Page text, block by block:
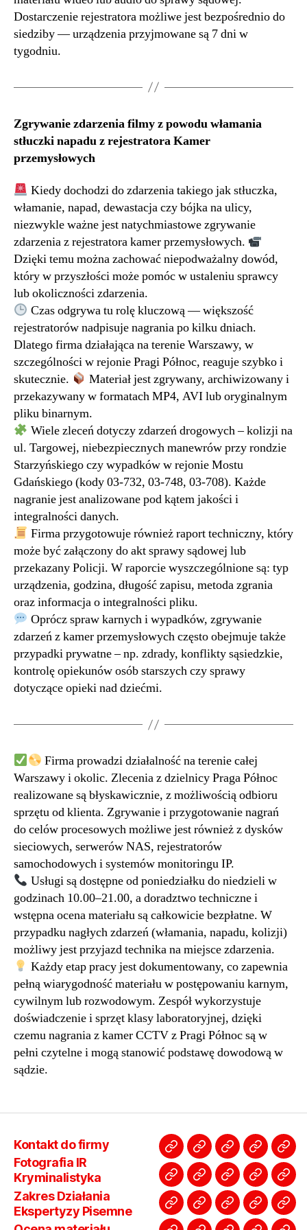
Dostarczenie rejestratora możliwe jest bezpośrednio do
siedziby — urządzenia przyjmowane są 7 dni w
tygodniu.
Zgrywanie zdarzenia filmy z powodu włamania
stłuczki napadu z rejestratora Kamer
przemysłowych
Kiedy dochodzi do zdarzenia takiego jak stłuczka,
włamanie, napad, dewastacja czy bójka na ulicy,
niezwykle ważne jest natychmiastowe zgrywanie
zdarzenia z rejestratora kamer przemysłowych.
Dzięki temu można zachować niepodważalny dowód,
który w przyszłości może pomóc w ustaleniu sprawcy
lub okoliczności zdarzenia.
Czas odgrywa tu rolę kluczową — większość
rejestratorów nadpisuje nagrania po kilku dniach.
Dlatego firma działająca na terenie Warszawy, w
szczególności w rejonie Pragi Północ, reaguje szybko i
skutecznie.
Materiał jest zgrywany, archiwizowany i
przekazywany w formatach MP4, AVI lub oryginalnym
pliku binarnym.
Wiele zleceń dotyczy zdarzeń drogowych – kolizji na
ul. Targowej, niebezpiecznych manewrów przy rondzie
Starzyńskiego czy wypadków w rejonie Mostu
Gdańskiego (kody 03-732, 03-748, 03-708). Każde
nagranie jest analizowane pod kątem jakości i
integralności danych.
Firma przygotowuje również raport techniczny, który
może być załączony do akt sprawy sądowej lub
przekazany Policji. W raporcie wyszczególnione są: typ
urządzenia, godzina, długość zapisu, metoda zgrania
oraz informacja o integralności pliku.
Oprócz spraw karnych i wypadków, zgrywanie
zdarzeń z kamer przemysłowych często obejmuje także
przypadki prywatne – np. zdrady, konflikty sąsiedzkie,
kontrolę opiekunów osób starszych czy sprawy
dotyczące opieki nad dziećmi.
Firma prowadzi działalność na terenie całej
Warszawy i okolic. Zlecenia z dzielnicy Praga Północ
realizowane są błyskawicznie, z możliwością odbioru
sprzętu od klienta. Zgrywanie i przygotowanie nagrań
do celów procesowych możliwe jest również z dysków
sieciowych, serwerów NAS, rejestratorów
samochodowych i systemów monitoringu IP.
Usługi są dostępne od poniedziałku do niedzieli w
godzinach 10.00–21.00, a doradztwo techniczne i
wstępna ocena materiału są całkowicie bezpłatne. W
przypadku nagłych zdarzeń (włamania, napadu, kolizji)
możliwy jest przyjazd technika na miejsce zdarzenia.
Każdy etap pracy jest dokumentowany, co zapewnia
pełną wiarygodność materiału w postępowaniu karnym,
cywilnym lub rozwodowym. Zespół wykorzystuje
doświadczenie i sprzęt klasy laboratoryjnej, dzięki
czemu nagrania z kamer CCTV z Pragi Północ są w
pełni czytelne i mogą stanowić podstawę dowodową w
sądzie.
Kontakt do firmy
Fotografia IR
Kryminalistyka
Zakres Działania
Ekspertyzy Pisemne
Kontakt
do
firmy
Fotografia
IR
Kryminalistyka
Zakres
Działania
Ekspertyzy
Pisemne
Ocena
materiału
Policja
Sądy
lub
Jak
wysłać
do
Regulamin
FAQ
Pytania
i
Kim
jesteśmy
?
OpinieOdzyskiwanie
OfertaCennik